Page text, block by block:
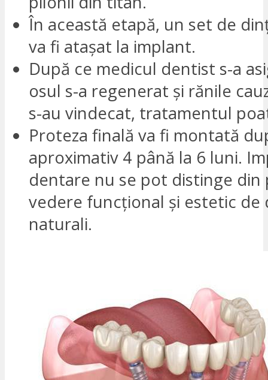
În această etapă, un set de
va fi atașat la implant.
După ce medicul dentist s-a
osul s-a regenerat și rănile
s-au vindecat, tratamentul
Proteza finală va fi montată
aproximativ 4 până la 6 luni.
dentare nu se pot distinge din
vedere funcțional și estetic de
naturali.